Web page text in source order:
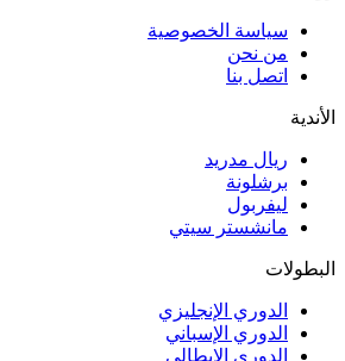
سياسة الخصوصية
من نحن
اتصل بنا
الأندية
ريال مدريد
برشلونة
ليفربول
مانشستر سيتي
البطولات
الدوري الإنجليزي
الدوري الإسباني
الدوري الإيطالي